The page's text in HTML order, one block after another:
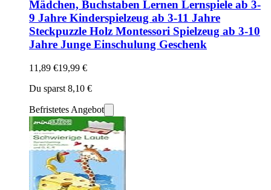
Mädchen, Buchstaben Lernen Lernspiele ab 3-
9 Jahre Kinderspielzeug ab 3-11 Jahre
Steckpuzzle Holz Montessori Spielzeug ab 3-10
Jahre Junge Einschulung Geschenk
11,89 €19,99 €
Du sparst 8,10 €
Befristetes Angebot